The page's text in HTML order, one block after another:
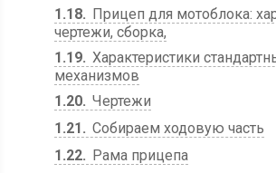
1.18
Прицеп для мотоблока:
чертежи, сборка,
1.19 Характеристики
механизмов
1.20 Чертежи
1.21
Собираем ходовую часть
1.22
Рама прицепа